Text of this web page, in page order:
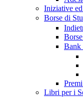
Iniziative
Borse di
Bank
Libri per i